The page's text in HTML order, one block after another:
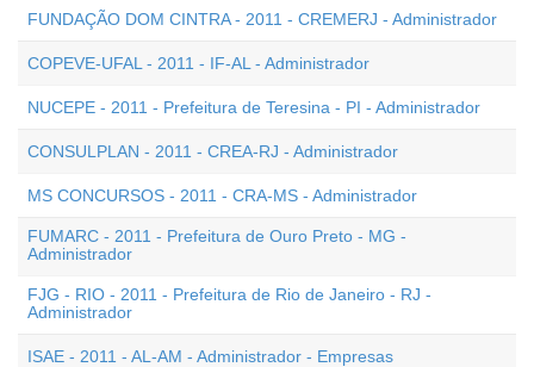
FUNDAÇÃO DOM CINTRA - 2011 - CREMERJ - Administrador
COPEVE-UFAL - 2011 - IF-AL - Administrador
NUCEPE - 2011 - Prefeitura de Teresina - PI - Administrador
CONSULPLAN - 2011 - CREA-RJ - Administrador
MS CONCURSOS - 2011 - CRA-MS - Administrador
FUMARC - 2011 - Prefeitura de Ouro Preto - MG -
Administrador
FJG - RIO - 2011 - Prefeitura de Rio de Janeiro - RJ -
Administrador
ISAE - 2011 - AL-AM - Administrador - Empresas